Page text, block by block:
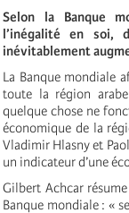
Selon la Banque
l’inégalité en soi,
inévitablement
La Banque mondiale
toute la région
quelque chose ne
économique de la
Vladimir Hlasny et
un indicateur d’une
Gilbert Achcar
Banque mondiale : «